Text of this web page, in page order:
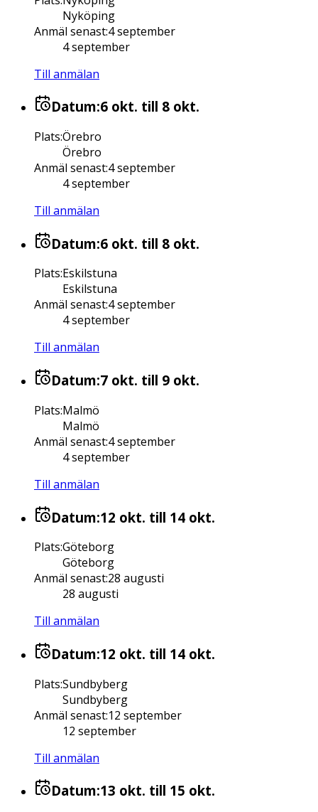
Nyköping
Anmäl senast:4 september
4 september
Till anmälan
Datum:6 okt. till 8 okt.
Plats:Örebro
Örebro
Anmäl senast:4 september
4 september
Till anmälan
Datum:6 okt. till 8 okt.
Plats:Eskilstuna
Eskilstuna
Anmäl senast:4 september
4 september
Till anmälan
Datum:7 okt. till 9 okt.
Plats:Malmö
Malmö
Anmäl senast:4 september
4 september
Till anmälan
Datum:12 okt. till 14 okt.
Plats:Göteborg
Göteborg
Anmäl senast:28 augusti
28 augusti
Till anmälan
Datum:12 okt. till 14 okt.
Plats:Sundbyberg
Sundbyberg
Anmäl senast:12 september
12 september
Till anmälan
Datum:13 okt. till 15 okt.